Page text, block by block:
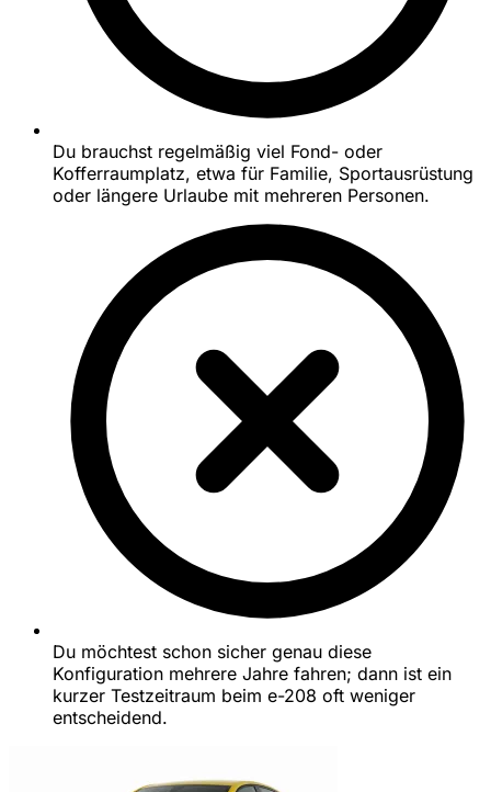
Du brauchst regelmäßig viel Fond- oder
Kofferraumplatz, etwa für Familie, Sportausrüstung
oder längere Urlaube mit mehreren Personen.
Du möchtest schon sicher genau diese
Konfiguration mehrere Jahre fahren; dann ist ein
kurzer Testzeitraum beim e-208 oft weniger
entscheidend.